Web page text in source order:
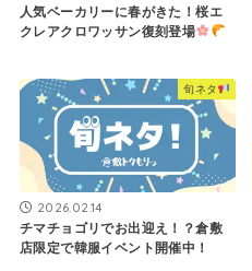
人気ベーカリーに春がきた！桜エ
クレアクロワッサン復刻登場
旬ネタ
2026.02.14
チマチョゴリでお出迎え！？倉敷
店限定で韓服イベント開催中！